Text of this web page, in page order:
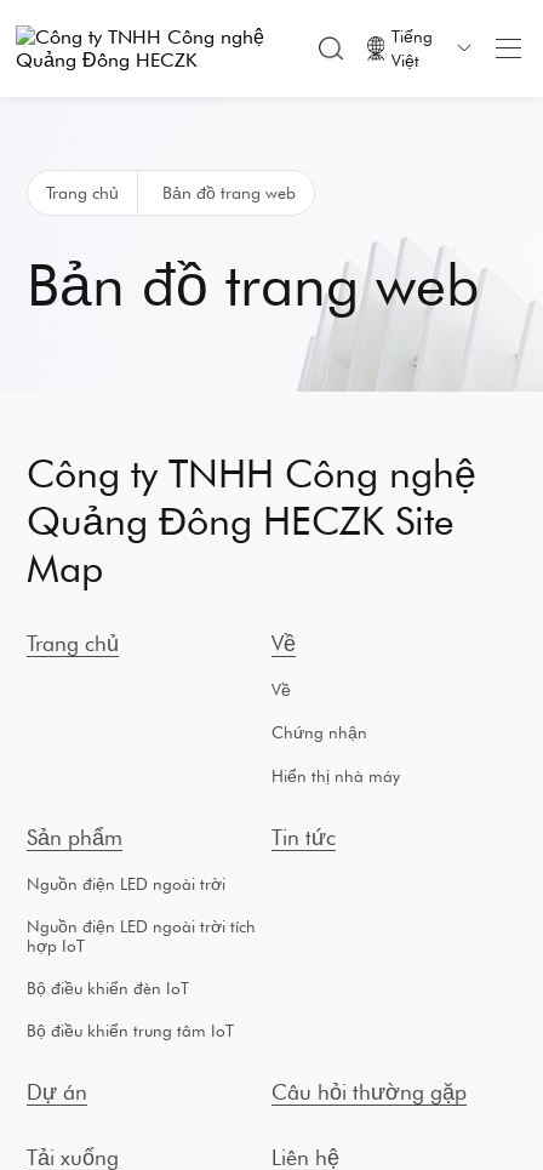
Tiếng
Việt

Trang chủ Bản đồ trang web
Bản đồ trang web
Công ty TNHH Công nghệ
Quảng Đông HECZK Site
Map
Trang chủ Về
Về
Chứng nhận
Hiển thị nhà máy
Sản phẩm
Nguồn điện LED ngoài trời
Nguồn điện LED ngoài trời tích
hợp IoT
Bộ điều khiển đèn IoT
Bộ điều khiển trung tâm IoT
Tin tức
Dự án Câu hỏi thường gặp
Tải xuống Liên hệ